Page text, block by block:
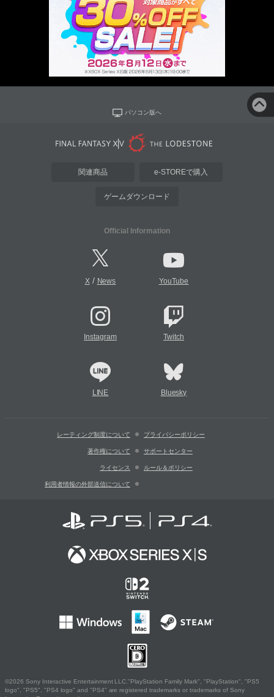
パソコン版へ
関連商品 e-STOREで購入
ゲームダウンロード
Official Information
X/ News YouTube
Instagram Twitch
LINE Bluesky
レーティング制度について プライバシーポリシー
著作権について サポートセンター
ライセンス ルール＆ポリシー
利用者情報の外部送信について
©2026 Sony Interactive Entertainment LLC."PlayStation Family Mark", "PlayStation", "PS5
logo", "PS5", "PS4 logo" and "PS4" are registered trademarks or trademarks of Sony